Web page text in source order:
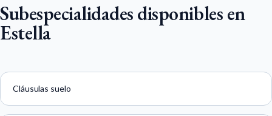
Subespecialidades disponibles en
Estella
Cláusulas suelo